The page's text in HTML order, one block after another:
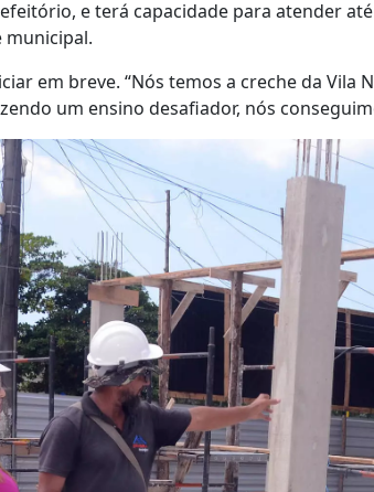
e terá capacidade para atender
municipal.
em breve. “Nós temos a creche da
um ensino desafiador, nós